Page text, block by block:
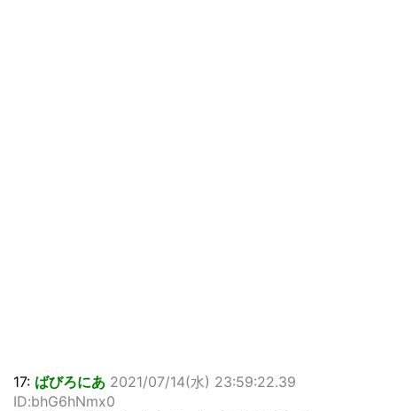
17: ばびろにあ 2021/07/14(水) 23:59:22.39
ID:bhG6hNmx0